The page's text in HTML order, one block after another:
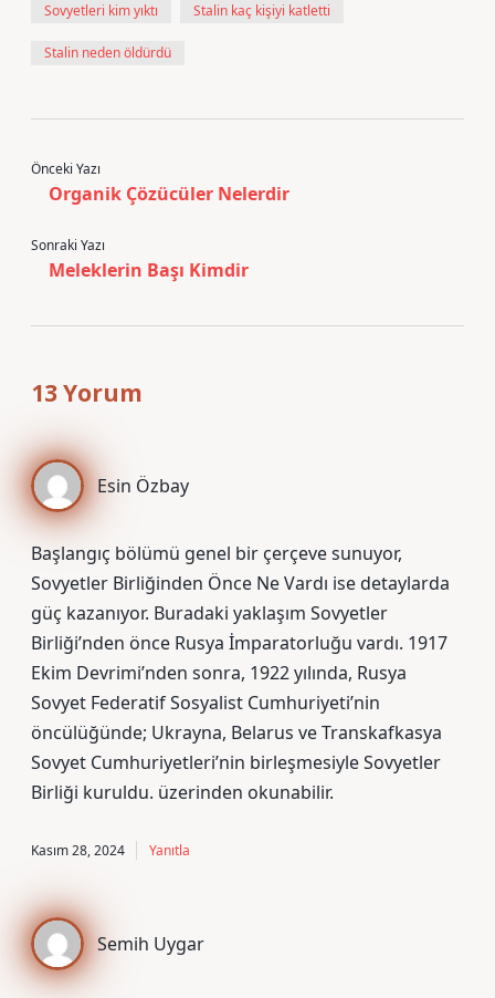
Sovyetleri kim yıktı Stalin kaç kişiyi katletti
Stalin neden öldürdü
Önceki Yazı
Organik Çözücüler Nelerdir
Sonraki Yazı
Meleklerin Başı Kimdir
13 Yorum
Esin Özbay
Başlangıç bölümü genel bir çerçeve sunuyor,
Sovyetler Birliğinden Önce Ne Vardı ise detaylarda
güç kazanıyor. Buradaki yaklaşım Sovyetler
Birliği’nden önce Rusya İmparatorluğu vardı. 1917
Ekim Devrimi’nden sonra, 1922 yılında, Rusya
Sovyet Federatif Sosyalist Cumhuriyeti’nin
öncülüğünde; Ukrayna, Belarus ve Transkafkasya
Sovyet Cumhuriyetleri’nin birleşmesiyle Sovyetler
Birliği kuruldu. üzerinden okunabilir.
Kasım 28, 2024 Yanıtla
Semih Uygar